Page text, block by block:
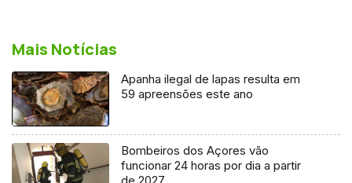
Mais Notícias
Apanha ilegal de lapas resulta em
59 apreensões este ano
Bombeiros dos Açores vão
funcionar 24 horas por dia a partir
de 2027